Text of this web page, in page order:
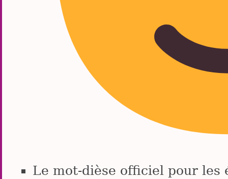
Le mot-dièse officiel pour les